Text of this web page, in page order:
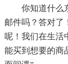
你知道什么东
邮件吗？答对了
呢！我们在生活
能买到想要的商